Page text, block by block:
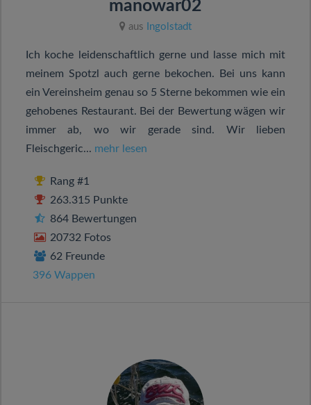
manowar02
aus Ingolstadt
Ich koche leidenschaftlich gerne und lasse mich mit
meinem Spotzl auch gerne bekochen. Bei uns kann
ein Vereinsheim genau so 5 Sterne bekommen wie ein
gehobenes Restaurant. Bei der Bewertung wägen wir
immer ab, wo wir gerade sind. Wir lieben
Fleischgeric... mehr lesen
Rang #1
263.315 Punkte
864 Bewertungen
20732 Fotos
62 Freunde
396 Wappen